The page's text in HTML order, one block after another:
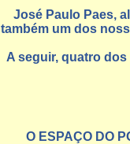
José Paulo Paes,
também um dos
A seguir, quatro
O ESPAÇO DO